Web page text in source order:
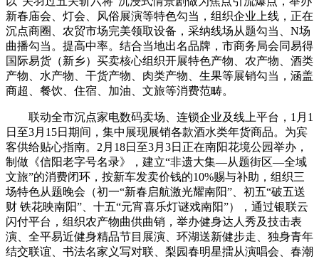
新春庙会、灯会、风俗展演等特色勾当，组织企业上线，正在
沉点商圈、农贸市场完美领取设备，采纳线场从题勾当、N场
曲播勾当。提高中率。结合当地出名品牌，市商务局会同易得
国际易货（新乡）买卖核心组织开展特色产物、农产物、酒类
产物、水产物、干货产物、肉类产物、生果等展销勾当，涵盖
商超、餐饮、住宿、加油、文旅等消费范畴。
联动全市沉点家电数码卖场、连锁企业及线上平台，1月1
日至3月15日期间，集中展现展销各款酒水类年货商品。为宾
客供给贴心指南。2月18日至3月3日正在南阳花境公园举办，
制做《信阳老字号名录》，建立“非遗大集—从题街区—全域
文旅”的消费闭环，按新车发卖价钱的10%赐与补助，组织三
场特色从题晚会（初一“新春启航激光耀南阳”、初五“破五送
财 铁花映南阳”、十五“元宵喜乐灯谜戏南阳”），通过银联云
闪付平台，组织农产物曲供曲销，举办健身达人秀及技击表
演、全平易近健身精品节目展演、环湖送新健步走、独身青年
结交联谊、书法名家义写对联、梨园春明星擂从演唱会、春潮